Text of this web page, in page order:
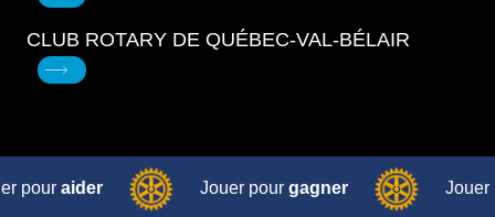
CLUB ROTARY DE QUÉBEC-VAL-BÉLAIR
pour aider Jouer pour gagner Jouer